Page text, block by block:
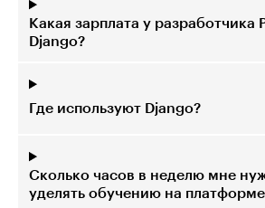
Какая зарплата у разработчика
Django?
Где используют Django?
Сколько часов в неделю мне
уделять обучению на